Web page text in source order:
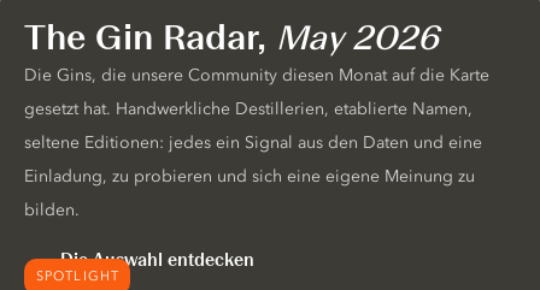
SPOTLIGHT
The Gin Radar, May 2026
Die Gins, die unsere Community diesen Monat auf die Karte
gesetzt hat. Handwerkliche Destillerien, etablierte Namen,
seltene Editionen: jedes ein Signal aus den Daten und eine
Einladung, zu probieren und sich eine eigene Meinung zu
bilden.
Die Auswahl entdecken